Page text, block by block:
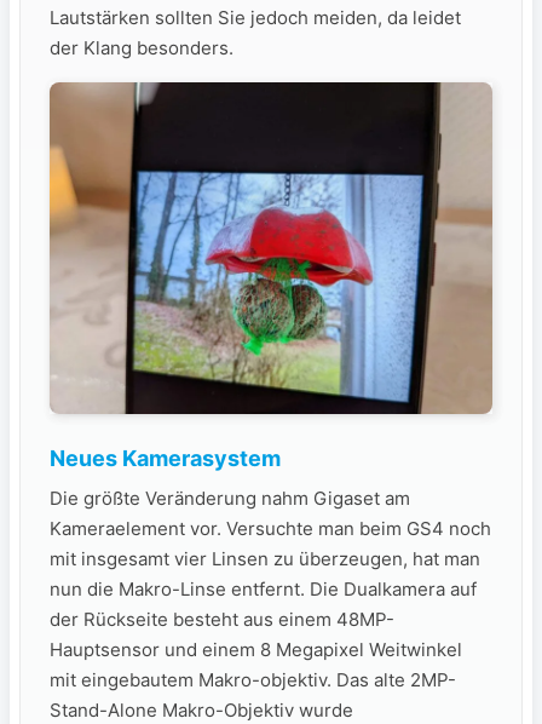
Lautstärken sollten Sie jedoch meiden, da leidet
der Klang besonders.
Neues Kamerasystem
Die größte Veränderung nahm Gigaset am
Kameraelement vor. Versuchte man beim GS4 noch
mit insgesamt vier Linsen zu überzeugen, hat man
nun die Makro-Linse entfernt. Die Dualkamera auf
der Rückseite besteht aus einem 48MP-
Hauptsensor und einem 8 Megapixel Weitwinkel
mit eingebautem Makro-objektiv. Das alte 2MP-
Stand-Alone Makro-Objektiv wurde